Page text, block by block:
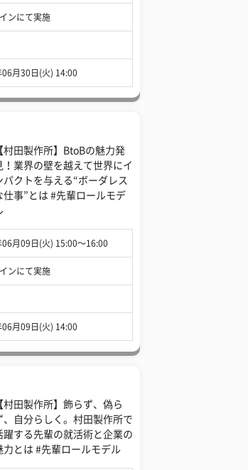
ンにて実施
月30日(火) 14:00
村田製作所】BtoBの魅力発
！業界の壁を越えて世界にイ
パクトを与える“ボーダレス
仕事”とは #先輩ロールモデ
月09日(火) 15:00〜16:00
ンにて実施
月09日(火) 14:00
村田製作所】飾らず、偽ら
、自分らしく。村田製作所で
躍する先輩の就活術と企業の
力とは #先輩ロールモデル